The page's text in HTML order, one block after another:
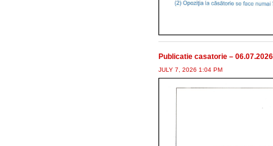
Publicatie casatorie – 06.07.2026
JULY 7, 2026 1:04 PM